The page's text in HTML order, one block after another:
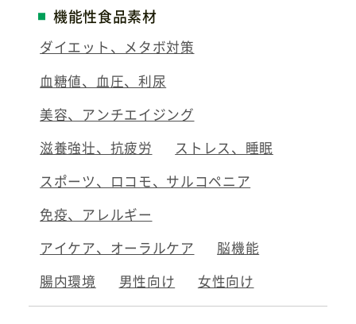
機能性食品素材
ダイエット、メタボ対策
血糖値、血圧、利尿
美容、アンチエイジング
滋養強壮、抗疲労
ストレス、睡眠
スポーツ、ロコモ、サルコペニア
免疫、アレルギー
アイケア、オーラルケア
脳機能
腸内環境
男性向け 女性向け